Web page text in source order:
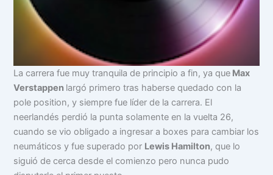
La carrera fue muy tranquila de principio a fin, ya que Max
Verstappen largó primero tras haberse quedado con la
pole position, y siempre fue líder de la carrera. El
neerlandés perdió la punta solamente en la vuelta 26,
cuando se vio obligado a ingresar a boxes para cambiar los
neumáticos y fue superado por Lewis Hamilton, que lo
siguió de cerca desde el comienzo pero nunca pudo